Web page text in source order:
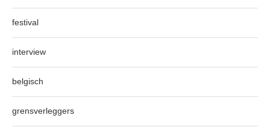
festival
interview
belgisch
grensverleggers